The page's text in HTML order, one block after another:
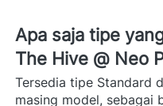
Apa saja tipe
The Hive @ Neo
Tersedia tipe Standard
masing model, sebagai